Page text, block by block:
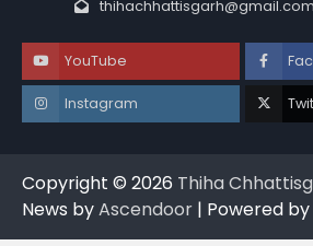
thihachhattisgarh@gmail.com
YouTube
Instagram
Copyright © 2026 Thiha
News byAscendoor | Powered by